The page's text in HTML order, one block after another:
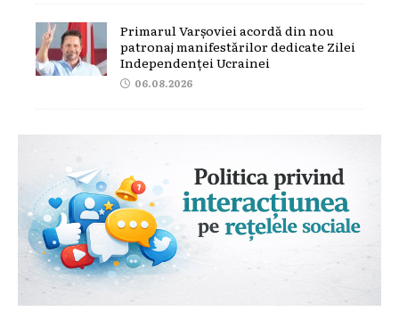
Primarul Varșoviei acordă din nou
patronaj manifestărilor dedicate Zilei
Independenței Ucrainei
06.08.2026